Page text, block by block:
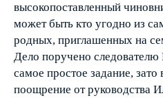
высокопоставленный
может быть кто угодно из
родных, приглашенных на
Дело поручено
самое простое задание, зато
поощрение от руководства